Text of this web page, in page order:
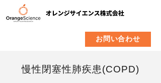
お問い合わせ
慢性閉塞性肺疾患(COPD)